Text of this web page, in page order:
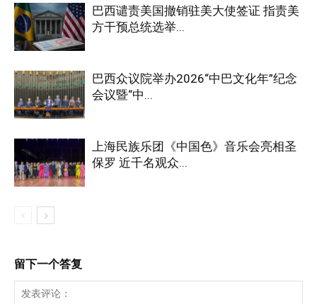
巴西谴责美国撤销驻美大使签证 指责美
方干预总统选举...
巴西众议院举办2026“中巴文化年”纪念
会议暨“中...
上海民族乐团《中国色》音乐会亮相圣
保罗 近千名观众...
留下一个答复